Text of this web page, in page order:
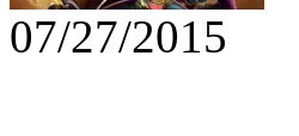
07/27/2015